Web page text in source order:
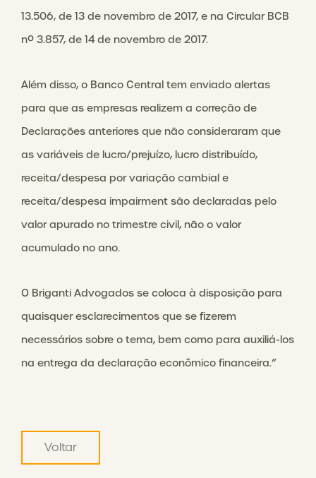
13.506, de 13 de novembro de 2017, e na Circular BCB
nº 3.857, de 14 de novembro de 2017.
Além disso, o Banco Central tem enviado alertas
para que as empresas realizem a correção de
Declarações anteriores que não consideraram que
as variáveis de lucro/prejuízo, lucro distribuído,
receita/despesa por variação cambial e
receita/despesa impairment são declaradas pelo
valor apurado no trimestre civil, não o valor
acumulado no ano.
O Briganti Advogados se coloca à disposição para
quaisquer esclarecimentos que se fizerem
necessários sobre o tema, bem como para auxiliá-los
na entrega da declaração econômico financeira.”
Voltar